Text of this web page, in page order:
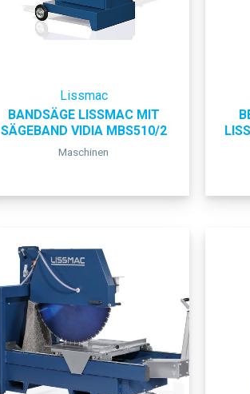
Lissmac
BANDSÄGE LISSMAC MIT
SÄGEBAND VIDIA MBS510/2
Maschinen